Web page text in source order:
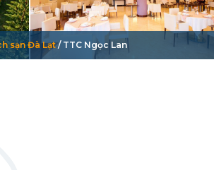
sạn Đà Lạt/ TTC Ngọc Lan